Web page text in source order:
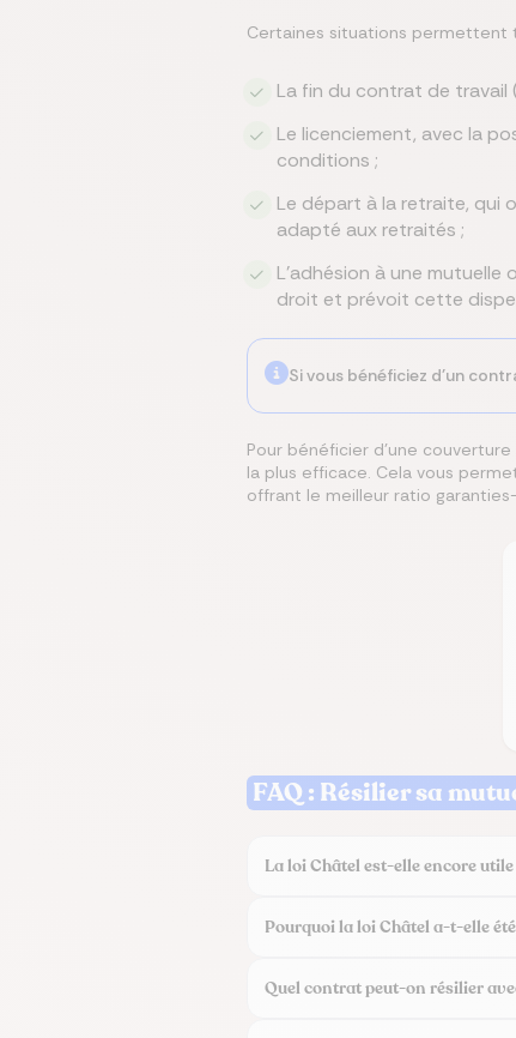
Certaines situations permettent
La fin du contrat de travail
Le licenciement, avec la
conditions ;
Le départ à la retraite, qui
adapté aux retraités ;
L’adhésion à une
droit et prévoit cette
Si vous bénéficiez d'un
Pour bénéficier d’une
la plus efficace. Cela vous
offrant le meilleur ratio
FAQ : Résilier sa
La loi Châtel est-elle encore
Pourquoi la loi Châtel a-t-elle
Quel contrat peut-on résilier